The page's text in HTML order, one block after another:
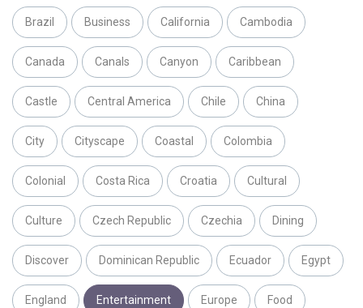
Brazil Business California Cambodia
Canada Canals Canyon Caribbean
Castle Central America Chile China
City Cityscape Coastal Colombia
Colonial Costa Rica Croatia Cultural
Culture Czech Republic Czechia Dining
Discover Dominican Republic Ecuador Egypt
England Entertainment Europe Food